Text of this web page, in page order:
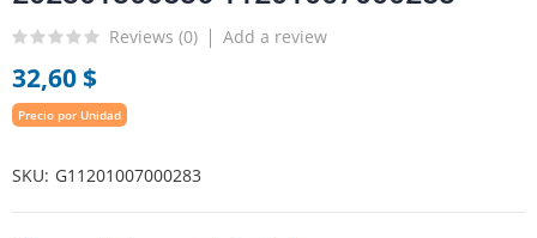
Reviews (0) Add a review
32,60 $
Precio por Unidad
SKU G11201007000283